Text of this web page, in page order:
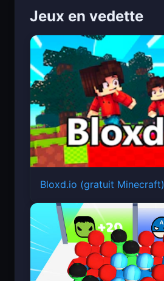
Jeux en vedette
Bloxd.io (gratuit Minecraft)